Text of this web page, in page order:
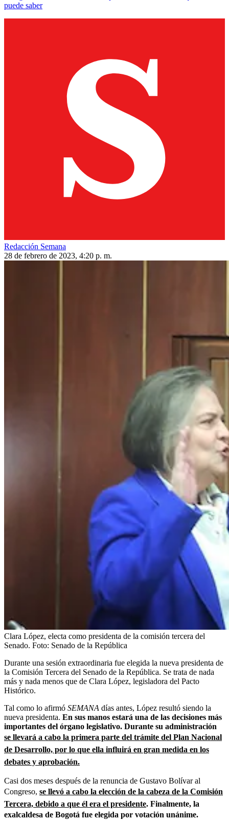
puede saber
Redacción Semana
28 de febrero de 2023, 4:20 p. m.
Clara López, electa como presidenta de la comisión tercera del
Senado. Foto: Senado de la República
Durante una sesión extraordinaria fue elegida la nueva presidenta de
la Comisión Tercera del Senado de la República. Se trata de nada
más y nada menos que de Clara López, legisladora del Pacto
Histórico.
Tal como lo afirmó SEMANA días antes, López resultó siendo la
nueva presidenta. En sus manos estará una de las decisiones más
importantes del órgano legislativo. Durante su administración
se llevará a cabo la primera parte del trámite del Plan Nacional
de Desarrollo, por lo que ella influirá en gran medida en los
debates y aprobación.
Casi dos meses después de la renuncia de Gustavo Bolívar al
Congreso, se llevó a cabo la elección de la cabeza de la Comisión
Tercera, debido a que él era el presidente. Finalmente, la
exalcaldesa de Bogotá fue elegida por votación unánime.